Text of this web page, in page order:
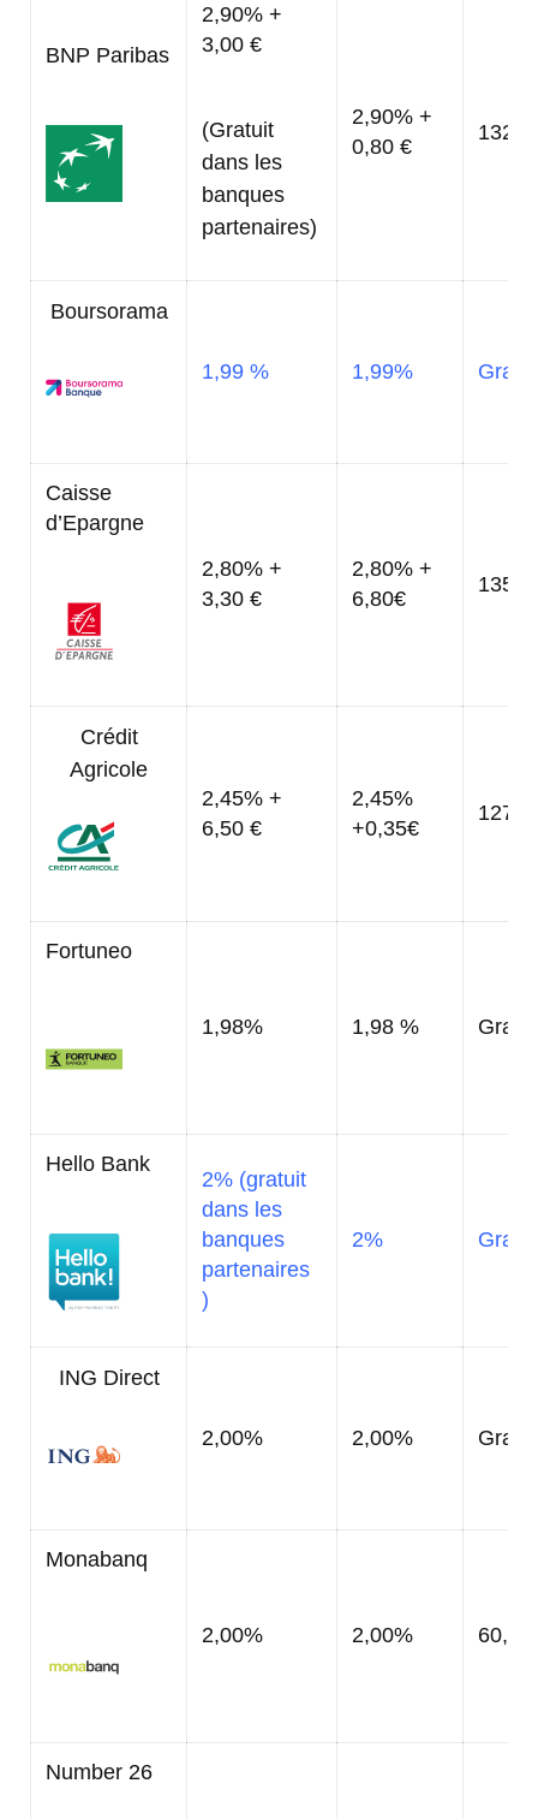
BNP Paribas
2,90% +
3,00 €
(Gratuit
dans les
banques
partenaires)
2,90% +
0,80 €
Boursorama
1,99 % 1,99%
Caisse
d’Epargne
2,80% +
3,30 €
2,80% +
6,80€
Crédit
Agricole
2,45% +
6,50 €
2,45%
+0,35€
Fortuneo
1,98% 1,98 %
Hello Bank
2% (gratuit
dans les
banques
partenaires
)
2%
ING Direct
2,00% 2,00%
Monabanq
2,00% 2,00%
Number 26